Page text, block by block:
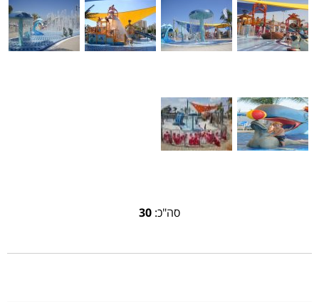
סה"כ: 30